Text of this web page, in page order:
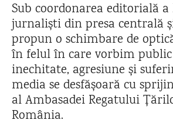
Sub coordonarea editorială a
jurnaliști din presa centrală
propun o schimbare de
în felul în care vorbim public
inechitate, agresiune și
media se desfășoară cu
al Ambasadei Regatului
România.